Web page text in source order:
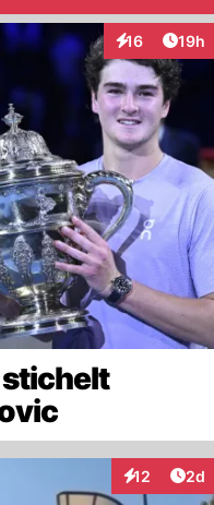
16
Interaktionen
19h
12
Interaktionen
2d